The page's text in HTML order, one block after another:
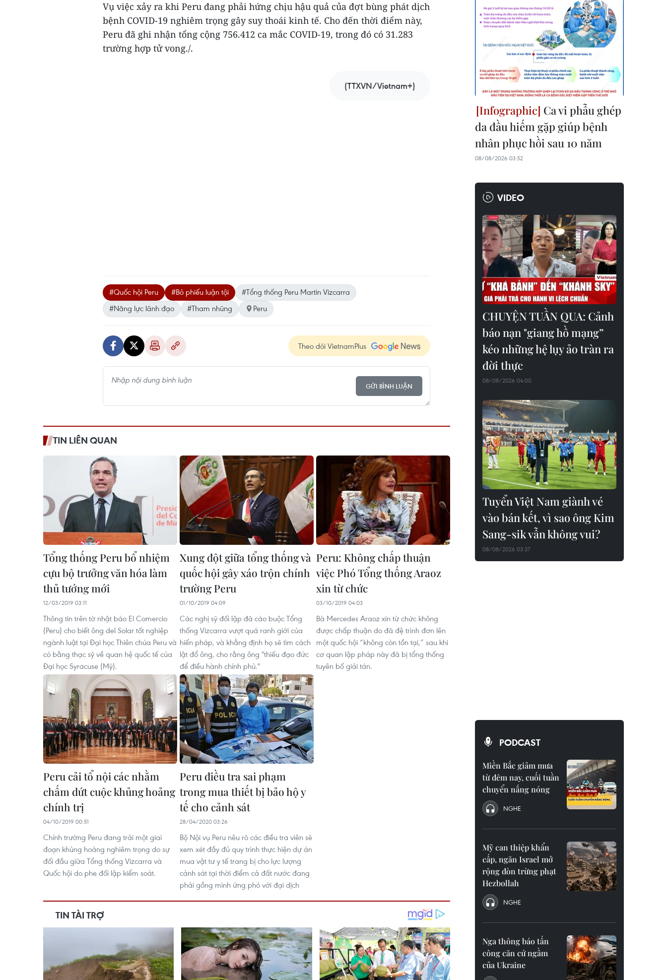
Vụ việc xảy ra khi Peru đang phải hứng chịu hậu quả của đợt bùng phát dịch
bệnh COVID-19 nghiêm trọng gây suy thoái kinh tế. Cho đến thời điểm này,
Peru đã ghi nhận tổng cộng 756.412 ca mắc COVID-19, trong đó có 31.283
trường hợp tử vong./.
(TTXVN/Vietnam+)
#Quốc hội Peru #Bỏ phiếu luận tội
#Tổng thống Peru Martin Vizcarra
#Năng lực lãnh đạo
#Tham nhũng Peru
Theo dõi VietnamPlus
GỬI BÌNH LUẬN
TIN LIÊN QUAN
Tổng thống Peru bổ nhiệm
cựu bộ trưởng văn hóa làm
thủ tướng mới
12/03/2019 03:11
Thông tin trên tờ nhật báo El Comercio
(Peru) cho biết ông del Solar tốt nghiệp
ngành luật tại Đại học Thiên chúa Peru và
có bằng thạc sỹ về quan hệ quốc tế của
Đại học Syracuse (Mỹ).
Xung đột giữa tổng thống và
quốc hội gây xáo trộn chính
trường Peru
01/10/2019 04:09
Các nghị sỹ đối lập đã cáo buộc Tổng
thống Vizcarra vượt quá ranh giới của
hiến pháp, và khẳng định họ sẽ tìm cách
lật đổ ông, cho rằng ông "thiếu đạo đức
để điều hành chính phủ."
Peru: Không chấp thuận
việc Phó Tổng thống Araoz
xin từ chức
03/10/2019 04:03
Bà Mercedes Araoz xin từ chức không
được chấp thuận do đã đệ trình đơn lên
một quốc hội “không còn tồn tại,” sau khi
cơ quan lập pháp này đã bị tổng thống
tuyên bố giải tán.
Peru cải tổ nội các nhằm
chấm dứt cuộc khủng hoảng
chính trị
04/10/2019 00:51
Chính trường Peru đang trải một giai
đoạn khủng hoảng nghiêm trọng do sự
đối đầu giữa Tổng thống Vizcarra và
Quốc hội do phe đối lập kiểm soát.
Peru điều tra sai phạm
trong mua thiết bị bảo hộ y
tế cho cảnh sát
28/04/2020 03:26
Bộ Nội vụ Peru nêu rõ các điều tra viên sẽ
xem xét đầy đủ quy trình thực hiện dự án
mua vật tư y tế trang bị cho lực lượng
cảnh sát tại thời điểm cả đất nước đang
phải gồng mình ứng phó với đại dịch
Ca vi phẫu ghép
da đầu hiếm gặp giúp bệnh
nhân phục hồi sau 10 năm
08/08/2026 03:52
VIDEO
CHUYỆN TUẦN QUA: Cảnh
báo nạn "giang hồ mạng”
kéo những hệ lụy ảo tràn ra
đời thực
08/08/2026 04:00
Tuyển Việt Nam giành vé
vào bán kết, vì sao ông Kim
Sang-sik vẫn không vui?
08/08/2026 03:37
PODCAST
Miền Bắc giảm mưa
từ đêm nay, cuối tuần
chuyển nắng nóng
NGHE
Mỹ can thiệp khẩn
cấp, ngăn Israel mở
rộng đòn trừng phạt
Hezbollah
NGHE
Nga thông báo tấn
công căn cứ ngầm
của Ukraine